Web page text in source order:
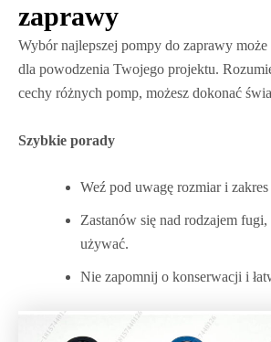
zaprawy
Wybór najlepszej pompy do zaprawy może
dla powodzenia Twojego projektu.
cechy różnych pomp, możesz dokonać
Szybkie porady
Weź pod uwagę rozmiar i
Zastanów się nad rodzajem
używać.
Nie zapomnij o konserwacji i